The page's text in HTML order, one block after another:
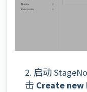
2. 启动
击 Create new